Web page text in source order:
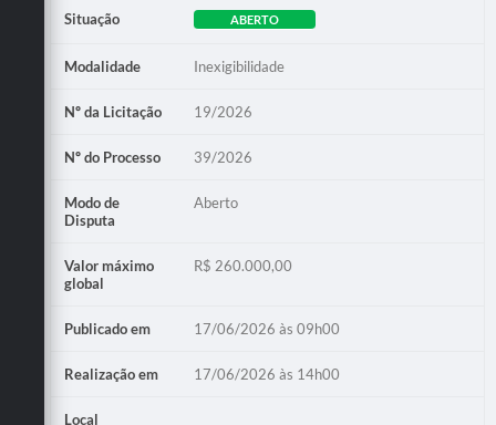
Situação ABERTO
Modalidade Inexigibilidade
Nº da Licitação 19/2026
Nº do Processo 39/2026
Modo de
Disputa
Aberto
Valor máximo
global
R$ 260.000,00
Publicado em 17/06/2026 às 09h00
Realização em 17/06/2026 às 14h00
Local